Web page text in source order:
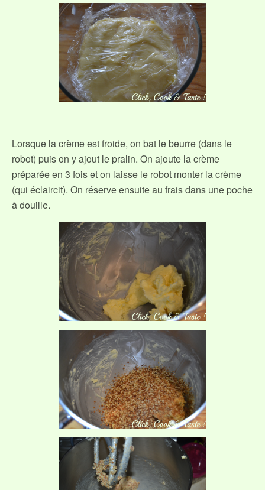
Lorsque la crème est froide, on bat le beurre (dans le
robot) puis on y ajout le pralin. On ajoute la crème
préparée en 3 fois et on laisse le robot monter la crème
(qui éclaircit). On réserve ensuite au frais dans une poche
à douille.